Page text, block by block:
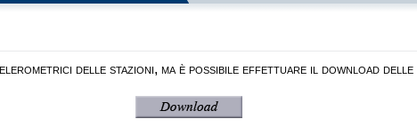
delle stazioni, ma è possibile effettuare il download